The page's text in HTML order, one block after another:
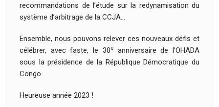
recommandations de l’étude sur la redynamisation du
système d’arbitrage de la CCJA…
Ensemble, nous pouvons relever ces nouveaux défis et
célébrer, avec faste, le 30eanniversaire de l’OHADA
sous la présidence de la République Démocratique du
Congo.
Heureuse année 2023 !